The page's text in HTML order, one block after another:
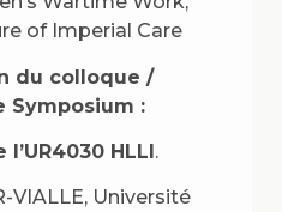
of Imperial Care
du colloque /
Symposium :
HLLI.
VIALLE, Université